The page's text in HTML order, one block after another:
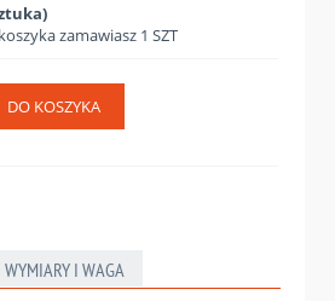
zamawiasz 1 SZT
DO KOSZYKA
WYMIARY I WAGA